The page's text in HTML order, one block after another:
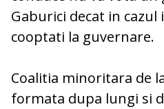
Gaburici decat in
cooptati la guvernare.
Coalitia minoritara de
formata dupa lungi si